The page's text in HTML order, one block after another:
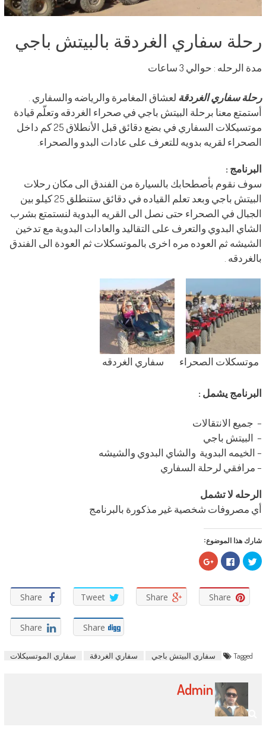
رحلة سفاري الغردقة بالبيتش باجي
مدة الرحله : حوالي 3 ساعات
رحلة سفاري الغردقة لعشاق المغامرة والرياضه والسفاري .
أستمتع معنا برحلة البيتش باجي في صحراء الغردقه وتعلّم قيادة
موتسيكلات السفاري في بضع دقائق قبل الأنطلاق 25 كم داخل
الصحراء لقريه بدويه للتعرف على عادات البدو والصحراء.
البرنامج :
سوف نقوم بأصطحابك بالسيارة من الفندق الى مكان رحلات
البيتش باجي وبعد تعلم القياده في دقائق ستنطلق 25 كيلو بين
الجبال في الصحراء حتى نصل الى القريه البدوية لنستمتع بشرب
الشاي البدوي والتعرف على التقاليد والعادات البدوية مع تدخين
الشيشه ثم العوده مره اخرى بالموتسكلات ثم العودة الى الفندق
بالغردقه .
موتسكلات الصحراء سفاري الغردقه
البرنامج يشمل :
– جميع الانتقالات
– البيتش باجي
– الخيمه البدوية والشاي البدوي والشيشه
– مرافقي لرحلة السفاري
الرحله لا تشمل
أي مصروفات شخصية غير مذكورة بالبرنامج
شارك هذا الموضوع:
اضغط
للمشاركة
على
(فتح
في
نافذة
جديدة)
انقر
للمشاركة
على
(فتح
في
نافذة
جديدة)
اضغط
للمشاركة
(فتح
نافذة
جديدة)
Share Tweet Share Share
Share Share
Tagged سفاري البيتش باجي سفاري الغردقة سفاري الموتسيكلات
Admin